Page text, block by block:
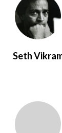
Seth